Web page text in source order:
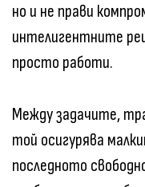
но и не прави
интелигентните
просто работи.
Между задачите,
той осигурява
последното